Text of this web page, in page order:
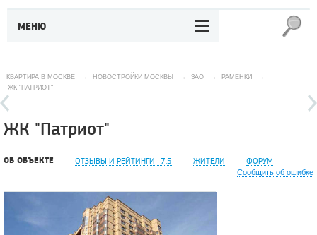
МЕНЮ
КВАРТИРА В МОСКВЕ → НОВОСТРОЙКИ МОСКВЫ → ЗАО → РАМЕНКИ
→
ЖК "ПАТРИОТ"
ЖК "Патриот"
ОБ ОБЪЕКТЕ ОТЗЫВЫ И РЕЙТИНГИ 7.5 ЖИТЕЛИ ФОРУМ
Сообщить об ошибке